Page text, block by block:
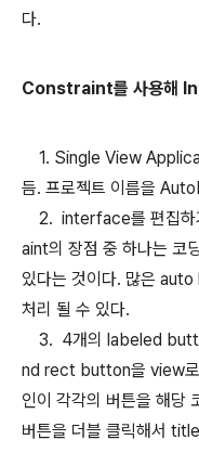
다.
Constraint를 사용해
1. Single View
듬. 프로젝트 이름을
2. interface를 편집하
aint의 장점 중 하나는 코
있다는 것이다. 많은
처리 될 수 있다.
3. 4개의 labeled
nd rect button을 view로
인이 각각의 버튼을 해당
버튼을 더블 클릭해서